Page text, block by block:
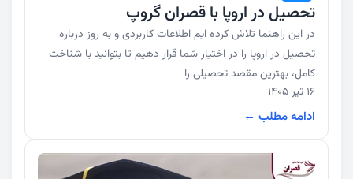
تحصیل در اروپا با قصران گروپ
در این راهنما تلاش کرده ایم اطلاعات کاربردی و به روز درباره
تحصیل در اروپا را در اختیار شما قرار دهیم تا بتوانید با شناخت
کامل، بهترین مقصد تحصیلی را
16 تیر 1405
ادامه مطلب ←